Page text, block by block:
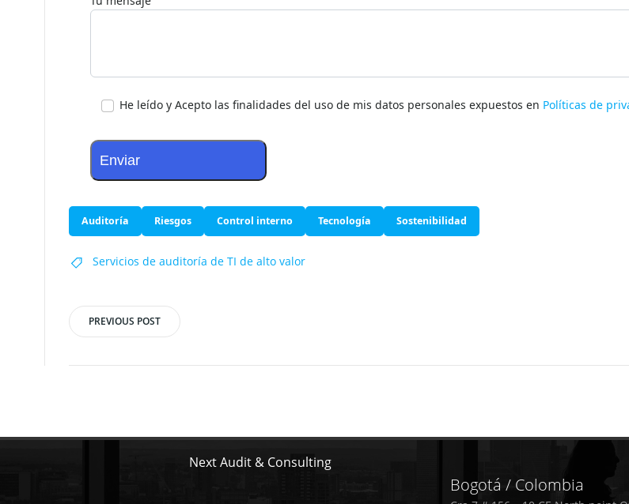
Tu mensaje
He leído y Acepto las finalidades del uso de mis datos personales expuestos en Políticas de
Riesgos Control interno Tecnología Sostenibilidad
Next Audit & Consulting
Bogotá / Colombia